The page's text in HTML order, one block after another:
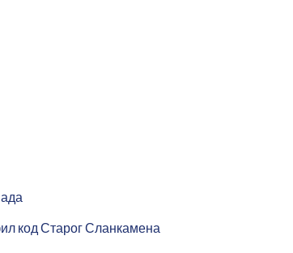
код Старог Сланкамена